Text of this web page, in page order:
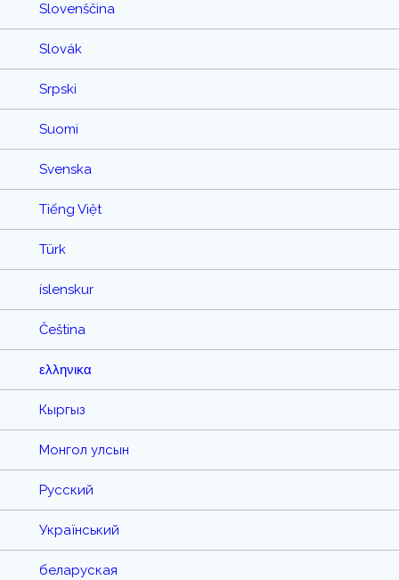
Slovenščina
Slovák
Srpski
Suomi
Svenska
Tiếng Việt
Türk
íslenskur
Čeština
ελληνικα
Кыргыз
Монгол улсын
Русский
Український
беларуская